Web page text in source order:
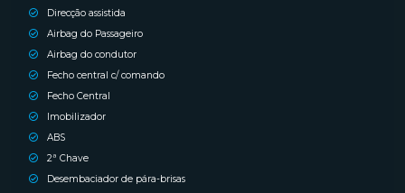
Direcção assistida
Airbag do Passageiro
Airbag do condutor
Fecho central c/ comando
Fecho Central
Imobilizador
ABS
2ª Chave
Desembaciador de pára-brisas